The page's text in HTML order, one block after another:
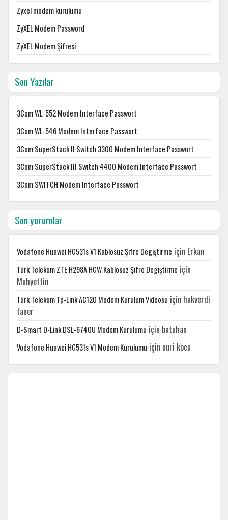
Zyxel modem kurulumu
ZyXEL Modem Password
ZyXEL Modem Şifresi
Son Yazılar
3Com WL-552 Modem Interface Passwort
3Com WL-546 Modem Interface Passwort
3Com SuperStack II Switch 3300 Modem Interface Passwort
3Com SuperStack III Switch 4400 Modem Interface Passwort
3Com SWITCH Modem Interface Passwort
Son yorumlar
Vodafone Huawei HG531s V1 Kablosuz Şifre Degiştirme için Erkan
Türk Telekom ZTE H298A HGW Kablosuz Şifre Degiştirme için
Muhyettin
Türk Telekom Tp-Link AC120 Modem Kurulum Videosu için hakverdi
taner
D-Smart D-Link DSL-6740U Modem Kurulumu için batuhan
Vodafone Huawei HG531s V1 Modem Kurulumu için nuri koca